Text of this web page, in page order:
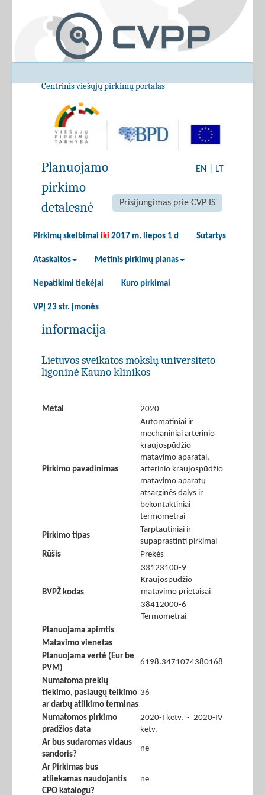
Centrinis viešųjų pirkimų portalas
EN LT
Prisijungimas prie CVP IS
Pirkimų skelbimai iki 2017 m. liepos 1 d Sutartys
Ataskaitos Metinis pirkimų planas
Nepatikimi tiekėjai Kuro pirkimai
VPĮ 23 str. įmonės
Planuojamo
pirkimo
detalesnė
informacija
Lietuvos sveikatos mokslų universiteto
ligoninė Kauno klinikos
Metai 2020
Pirkimo pavadinimas
Automatiniai ir
mechaniniai arterinio
kraujospūdžio
matavimo aparatai,
arterinio kraujospūdžio
matavimo aparatų
atsarginės dalys ir
bekontaktiniai
termometrai
Pirkimo tipas
Tarptautiniai ir
supaprastinti pirkimai
Rūšis
Prekės
BVPŽ kodas
33123100-9
Kraujospūdžio
matavimo prietaisai
38412000-6
Termometrai
Planuojama apimtis
Matavimo vienetas
Planuojama vertė (Eur be
PVM)
6198.3471074380168
Numatoma prekių
tiekimo, paslaugų teikimo
ar darbų atlikimo terminas
36
Numatomos pirkimo
pradžios data
2020-I ketv. - 2020-IV
ketv.
Ar bus sudaromas vidaus
sandoris?
ne
Ar Pirkimas bus
atliekamas naudojantis
CPO katalogu?
ne